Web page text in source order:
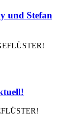
und Stefan